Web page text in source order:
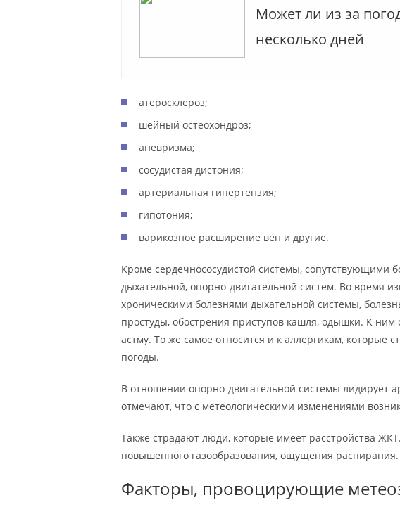
Может ли из за
несколько дней
атеросклероз;
шейный остеохондроз;
аневризма;
сосудистая дистония;
артериальная гипертензия;
гипотония;
варикозное расширение вен и другие.
Кроме сердечнососудистой системы, сопутствующими
дыхательной, опорно-двигательной систем. Во время
хроническими болезнями дыхательной системы,
простуды, обострения приступов кашля, одышки. К ним
астму. То же самое относится и к аллергикам, которые
погоды.
В отношении опорно-двигательной системы лидирует
отмечают, что с метеологическими изменениями
Также страдают люди, которые имеет расстройства
повышенного газообразования, ощущения распирания.
Факторы, провоцирующие